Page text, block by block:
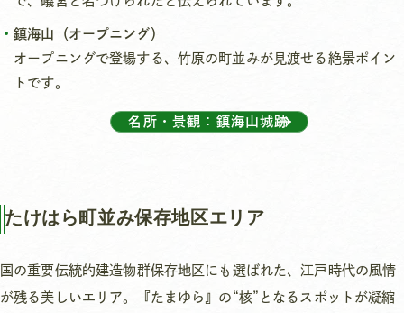
鎮海山（オープニング）
オープニングで登場する、竹原の町並みが見渡せる絶景ポイン
トです。
名所・景観：鎮海山城跡
たけはら町並み保存地区エリア
国の重要伝統的建造物群保存地区にも選ばれた、江戸時代の風情
が残る美しいエリア。『たまゆら』の“核”となるスポットが凝縮